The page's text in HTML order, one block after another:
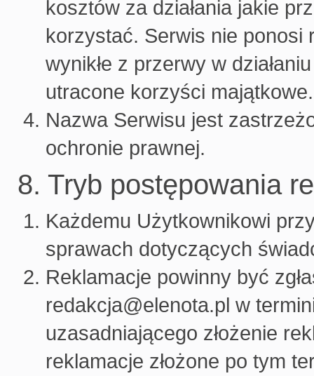
kosztów za działania jakie
korzystać. Serwis nie ponosi
wynikłe z przerwy w
utracone korzyści majątkowe.
Nazwa Serwisu jest
ochronie prawnej.
8. Tryb postępowania
Każdemu Użytkownikowi
sprawach dotyczących
Reklamacje powinny być
redakcja@elenota.pl w
uzasadniającego złożenie
reklamacje złożone po tym